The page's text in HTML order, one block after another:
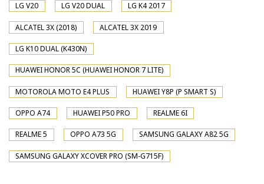
LG V20 LG V20 DUAL LG K4 2017
ALCATEL 3X (2018) ALCATEL 3X 2019
LG K10 DUAL (K430N)
HUAWEI HONOR 5C (HUAWEI HONOR 7 LITE)
MOTOROLA MOTO E4 PLUS HUAWEI Y8P (P SMART S)
OPPO A74 HUAWEI P50 PRO REALME 6I
REALME 5 OPPO A73 5G SAMSUNG GALAXY A82 5G
SAMSUNG GALAXY XCOVER PRO (SM-G715F)